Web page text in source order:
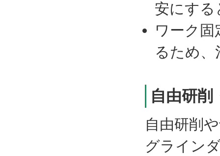
安にする
ワーク
るため、
自由研削
自由研削
グライン